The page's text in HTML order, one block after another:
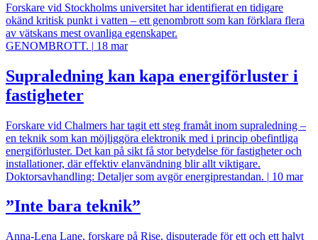
Forskare vid Stockholms universitet har identifierat en tidigare
okänd kritisk punkt i vatten – ett genombrott som kan förklara flera
av vätskans mest ovanliga egenskaper.
GENOMBROTT. | 18 mar
Supraledning kan kapa energiförluster i
fastigheter
Forskare vid Chalmers har tagit ett steg framåt inom supraledning –
en teknik som kan möjliggöra elektronik med i princip obefintliga
energiförluster. Det kan på sikt få stor betydelse för fastigheter och
installationer, där effektiv elanvändning blir allt viktigare.
Doktorsavhandling: Detaljer som avgör energiprestandan. | 10 mar
”Inte bara teknik”
Anna-Lena Lane, forskare på Rise, disputerade för ett och ett halvt